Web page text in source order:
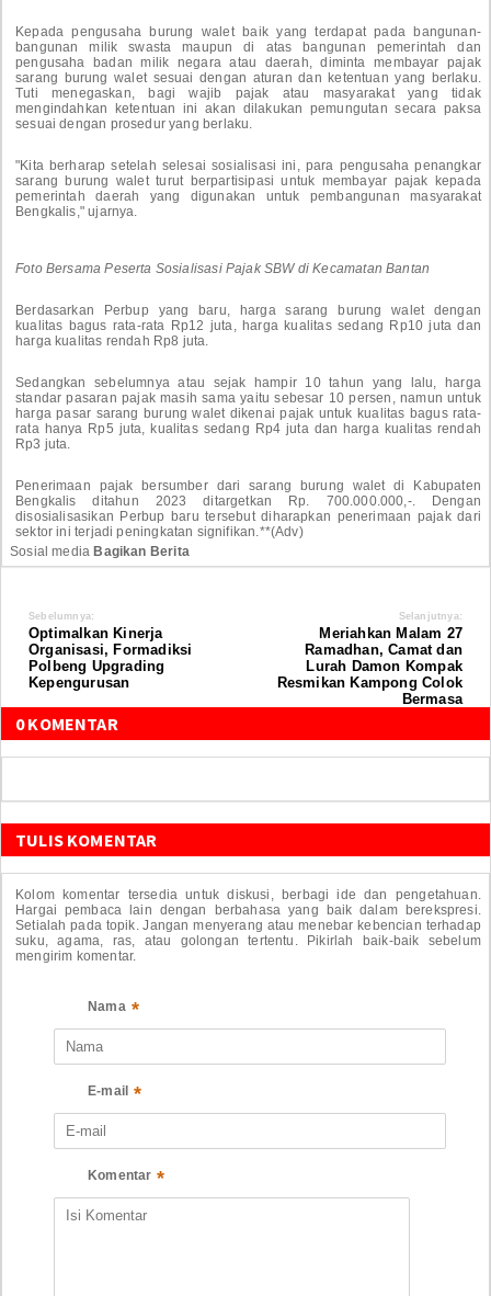
Kepada pengusaha burung walet baik yang terdapat pada bangunan-
bangunan milik swasta maupun di atas bangunan pemerintah dan
pengusaha badan milik negara atau daerah, diminta membayar pajak
sarang burung walet sesuai dengan aturan dan ketentuan yang berlaku.
Tuti menegaskan, bagi wajib pajak atau masyarakat yang tidak
mengindahkan ketentuan ini akan dilakukan pemungutan secara paksa
sesuai dengan prosedur yang berlaku.
"Kita berharap setelah selesai sosialisasi ini, para pengusaha penangkar
sarang burung walet turut berpartisipasi untuk membayar pajak kepada
pemerintah daerah yang digunakan untuk pembangunan masyarakat
Bengkalis," ujarnya.
Foto Bersama Peserta Sosialisasi Pajak SBW di Kecamatan Bantan
Berdasarkan Perbup yang baru, harga sarang burung walet dengan
kualitas bagus rata-rata Rp12 juta, harga kualitas sedang Rp10 juta dan
harga kualitas rendah Rp8 juta.
Sedangkan sebelumnya atau sejak hampir 10 tahun yang lalu, harga
standar pasaran pajak masih sama yaitu sebesar 10 persen, namun untuk
harga pasar sarang burung walet dikenai pajak untuk kualitas bagus rata-
rata hanya Rp5 juta, kualitas sedang Rp4 juta dan harga kualitas rendah
Rp3 juta.
Penerimaan pajak bersumber dari sarang burung walet di Kabupaten
Bengkalis ditahun 2023 ditargetkan Rp. 700.000.000,-. Dengan
disosialisasikan Perbup baru tersebut diharapkan penerimaan pajak dari
sektor ini terjadi peningkatan signifikan.**(Adv)
Sosial media Bagikan Berita
Sebelumnya:
Optimalkan Kinerja
Organisasi, Formadiksi
Polbeng Upgrading
Kepengurusan
Selanjutnya:
Meriahkan Malam 27
Ramadhan, Camat dan
Lurah Damon Kompak
Resmikan Kampong Colok
Bermasa
0 KOMENTAR
TULIS KOMENTAR
Kolom komentar tersedia untuk diskusi, berbagi ide dan pengetahuan.
Hargai pembaca lain dengan berbahasa yang baik dalam berekspresi.
Setialah pada topik. Jangan menyerang atau menebar kebencian terhadap
suku, agama, ras, atau golongan tertentu. Pikirlah baik-baik sebelum
mengirim komentar.
Nama *
E-mail *
Komentar *